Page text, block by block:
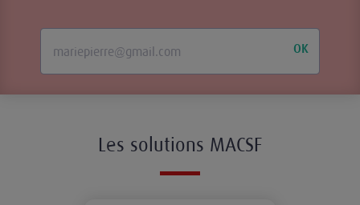
OK
Les solutions MACSF